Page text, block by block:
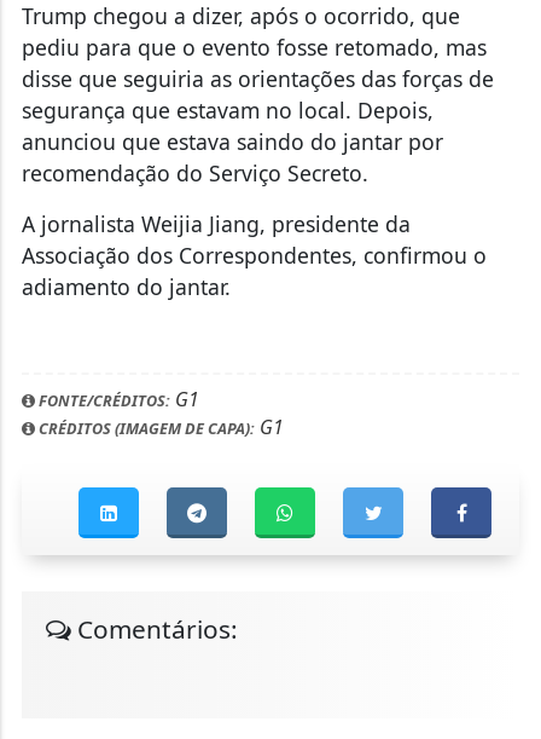
Trump chegou a dizer, após o ocorrido, que
pediu para que o evento fosse retomado, mas
disse que seguiria as orientações das forças de
segurança que estavam no local. Depois,
anunciou que estava saindo do jantar por
recomendação do Serviço Secreto.
A jornalista Weijia Jiang, presidente da
Associação dos Correspondentes, confirmou o
adiamento do jantar.
FONTE/CRÉDITOS:G1
CRÉDITOS (IMAGEM DE CAPA):G1
Comentários: